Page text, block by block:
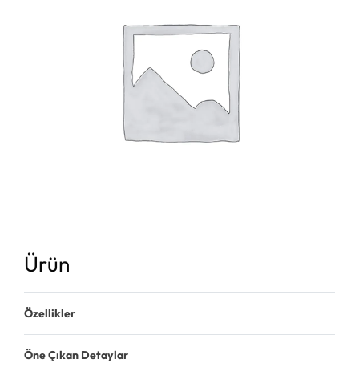
Ürün
Özellikler
Öne Çıkan Detaylar